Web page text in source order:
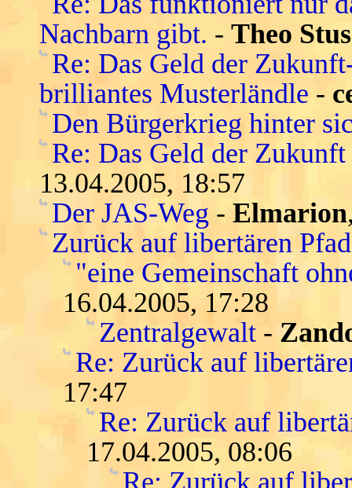
Nachbarn gibt. - Theo
Re: Das Geld der
brilliantes Musterländle -
Den Bürgerkrieg hinter
Re: Das Geld der
13.04.2005, 18:57
Der JAS-Weg - Elmarion
Zurück auf libertären
"eine Gemeinschaft
16.04.2005, 17:28
Zentralgewalt -
Re: Zurück auf
17:47
Re: Zurück auf
17.04.2005, 08:06
Re: Zurück auf